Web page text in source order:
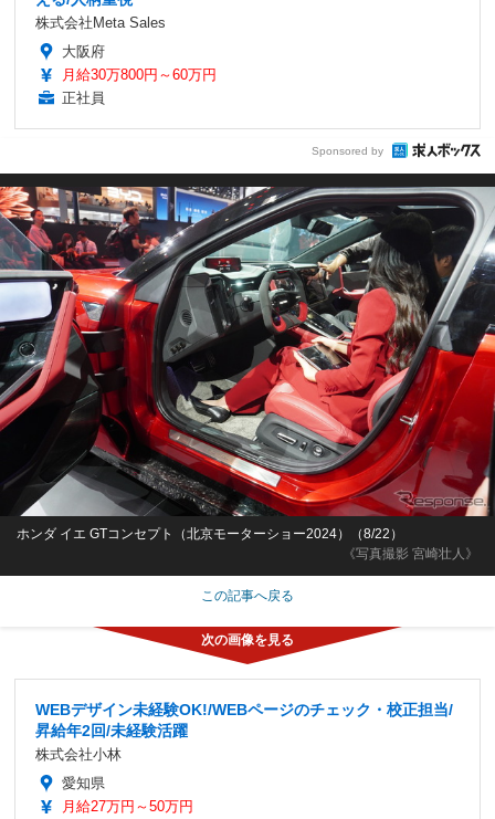
株式会社Meta Sales
大阪府
月給30万800円～60万円
正社員
Sponsored by
《写真撮影 宮崎壮人》
ホンダ イエ GTコンセプト（北京モーターショー2024）（8/22）
この記事へ戻る
WEBデザイン未経験OK!/WEBページのチェック・校正担当/
昇給年2回/未経験活躍
株式会社小林
愛知県
月給27万円～50万円